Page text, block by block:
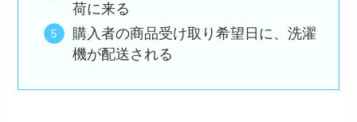
荷に来る
購入者の商品受け取り希望日に、洗濯
機が配送される